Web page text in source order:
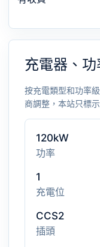
充電器、
按充電類型和功率
商調整，本站只標
120kW
功率
1
充電位
CCS2
插頭